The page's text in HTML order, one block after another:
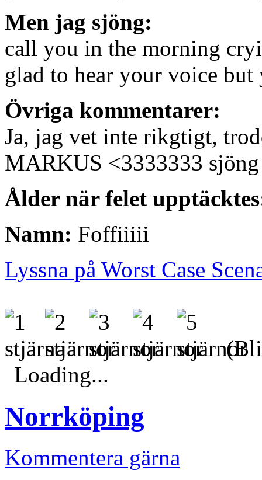
Men jag sjöng:
call you in the morning
glad to hear your voice
Övriga kommentarer:
Ja, jag vet inte rikgtigt,
MARKUS <3333333
Ålder när felet
Namn: Foffiiiii
Lyssna på Worst Case
(Bli
Loading...
Norrköping
Kommentera gärna